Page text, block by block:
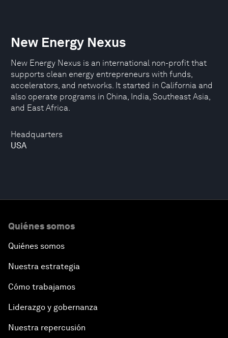
Headquarters
USA
New Energy Nexus
New Energy Nexus is an international non-profit that
supports clean energy entrepreneurs with funds,
accelerators, and networks. It started in California and
also operate programs in China, India, Southeast Asia,
and East Africa.
Quiénes somos
Quiénes somos
Nuestra estrategia
Cómo trabajamos
Liderazgo y gobernanza
Nuestra repercusión